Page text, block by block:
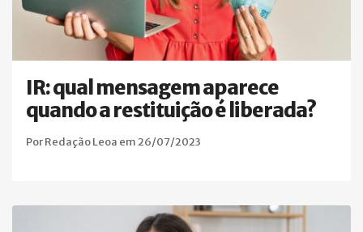
IR: qual mensagem aparece
quando a restituição é liberada?
Por Redação Leoa em 26/07/2023